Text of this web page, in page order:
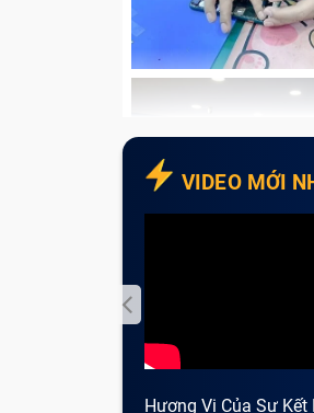
VIDEO MỚI
Hương Vị Của Sự Kết